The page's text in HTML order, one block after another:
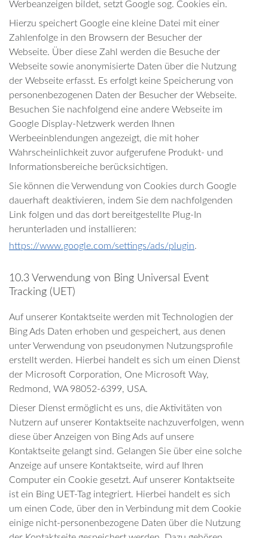
Werbeanzeigen bildet, setzt Google sog. Cookies ein.
Hierzu speichert Google eine kleine Datei mit einer
Zahlenfolge in den Browsern der Besucher der
Webseite. Über diese Zahl werden die Besuche der
Webseite sowie anonymisierte Daten über die Nutzung
der Webseite erfasst. Es erfolgt keine Speicherung von
personenbezogenen Daten der Besucher der Webseite.
Besuchen Sie nachfolgend eine andere Webseite im
Google Display-Netzwerk werden Ihnen
Werbeeinblendungen angezeigt, die mit hoher
Wahrscheinlichkeit zuvor aufgerufene Produkt- und
Informationsbereiche berücksichtigen.
Sie können die Verwendung von Cookies durch Google
dauerhaft deaktivieren, indem Sie dem nachfolgenden
Link folgen und das dort bereitgestellte Plug-In
herunterladen und installieren:
https://www.google.com/settings/ads/plugin.
10.3 Verwendung von Bing Universal Event
Tracking (UET)
Auf unserer Kontaktseite werden mit Technologien der
Bing Ads Daten erhoben und gespeichert, aus denen
unter Verwendung von pseudonymen Nutzungsprofile
erstellt werden. Hierbei handelt es sich um einen Dienst
der Microsoft Corporation, One Microsoft Way,
Redmond, WA 98052-6399, USA.
Dieser Dienst ermöglicht es uns, die Aktivitäten von
Nutzern auf unserer Kontaktseite nachzuverfolgen, wenn
diese über Anzeigen von Bing Ads auf unsere
Kontaktseite gelangt sind. Gelangen Sie über eine solche
Anzeige auf unsere Kontaktseite, wird auf Ihren
Computer ein Cookie gesetzt. Auf unserer Kontaktseite
ist ein Bing UET-Tag integriert. Hierbei handelt es sich
um einen Code, über den in Verbindung mit dem Cookie
einige nicht-personenbezogene Daten über die Nutzung